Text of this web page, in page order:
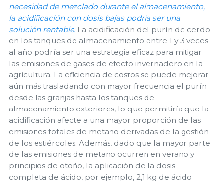
necesidad de mezclado durante el almacenamiento,
la acidificación con dosis bajas podría ser una
solución rentable. La acidificación del purín de cerdo
en los tanques de almacenamiento entre 1 y 3 veces
al año podría ser una estrategia eficaz para mitigar
las emisiones de gases de efecto invernadero en la
agricultura. La eficiencia de costos se puede mejorar
aún más trasladando con mayor frecuencia el purín
desde las granjas hasta los tanques de
almacenamiento exteriores, lo que permitiría que la
acidificación afecte a una mayor proporción de las
emisiones totales de metano derivadas de la gestión
de los estiércoles. Además, dado que la mayor parte
de las emisiones de metano ocurren en verano y
principios de otoño, la aplicación de la dosis
completa de ácido, por ejemplo, 2,1 kg de ácido